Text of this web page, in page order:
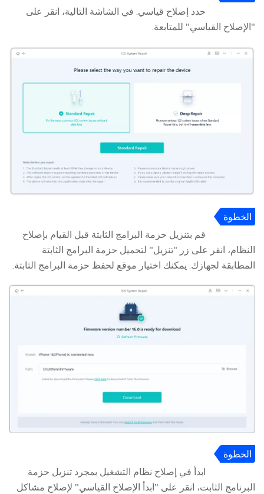
حدد إصلاح قياسي. في الشاشة التالية، انقر على
"الإصلاح القياسي" للمتابعة.
الخطوة
قم بتنزيل حزمة البرامج الثابتة قبل القيام بإصلاح
النظام، انقر على زر "تنزيل" لتحميل حزمة البرامج الثابتة
المطابقة لجهازك. يمكنك اختيار موقع لحفظ حزمة البرامج الثابتة.
الخطوة
ابدأ في إصلاح نظام التشغيل بمجرد تنزيل حزمة
البرنامج الثابت، انقر على "ابدأ الإصلاح القياسي" لإصلاح مشاكل